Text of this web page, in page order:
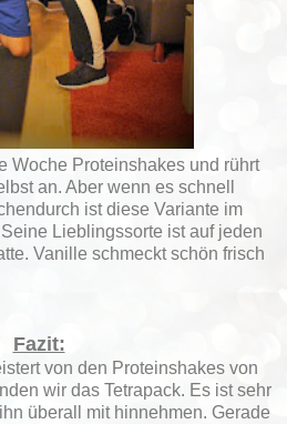
Woche Proteinshakes und rührt
an. Aber wenn es schnell
ist diese Variante im
Lieblingssorte ist auf jeden
Vanille schmeckt schön frisch
Fazit:
von den Proteinshakes von
wir das Tetrapack. Es ist sehr
überall mit hinnehmen. Gerade